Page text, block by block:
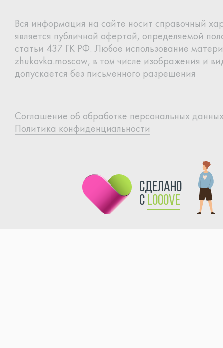
Вся информация на сайте носит справочный
является публичной офертой, определяемой
статьи 437 ГК РФ. Любое использование
zhukovka.moscow, в том числе изображения и
допускается без письменного разрешения
Cоглашение об обработке персональных данных
Политика конфиденциальности
сделано
сLooove